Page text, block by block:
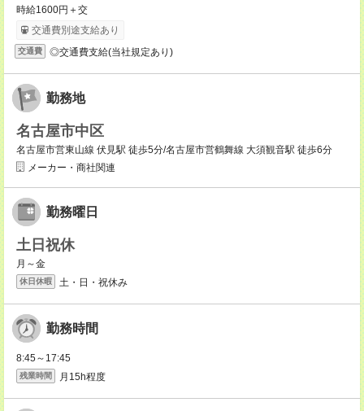
時給1600円＋交
交通費別途支給あり
交通費 ◎交通費支給(当社規定あり)
勤務地
名古屋市中区
名古屋市営東山線 伏見駅 徒歩5分/名古屋市営鶴舞線 大須観音駅 徒歩6分
メーカー・商社関連
勤務曜日
土日祝休
月～金
休日休暇 土・日・祝休み
勤務時間
8:45～17:45
残業時間 月15h程度